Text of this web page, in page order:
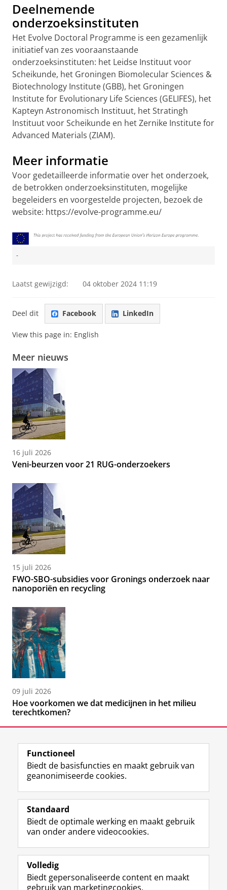
Deelnemende
onderzoeksinstituten
Het Evolve Doctoral Programme is een gezamenlijk
initiatief van zes vooraanstaande
onderzoeksinstituten: het Leidse Instituut voor
Scheikunde, het Groningen Biomolecular Sciences &
Biotechnology Institute (GBB), het Groningen
Institute for Evolutionary Life Sciences (GELIFES), het
Kapteyn Astronomisch Instituut, het Stratingh
Instituut voor Scheikunde en het Zernike Institute for
Advanced Materials (ZIAM).
Meer informatie
Voor gedetailleerde informatie over het onderzoek,
de betrokken onderzoeksinstituten, mogelijke
begeleiders en voorgestelde projecten, bezoek de
website: https://evolve-programme.eu/
-
Laatst gewijzigd: 04 oktober 2024 11:19
Deel dit Facebook LinkedIn
View this page in: English
Meer nieuws
16 juli 2026
Veni-beurzen voor 21 RUG-onderzoekers
15 juli 2026
FWO-SBO-subsidies voor Gronings onderzoek naar
nanoporiën en recycling
09 juli 2026
Hoe voorkomen we dat medicijnen in het milieu
terechtkomen?
Volg de RUG
F
a
e
b
o
p
a
L
i
k
e
I
-
p
R
S
-
f
e
R
I
n
t
r
m
Y
o
T
e
k
Studiekiezers
Alumni
Over ons
Functioneel
Biedt de basisfuncties en maakt gebruik van
geanonimiseerde cookies.
Standaard
Biedt de optimale werking en maakt gebruik
van onder andere videocookies.
Volledig
Biedt gepersonaliseerde content en maakt
gebruik van marketingcookies.